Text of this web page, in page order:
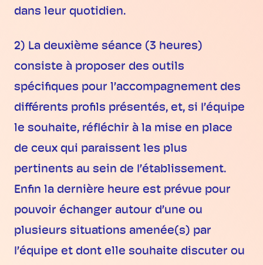
dans leur quotidien.
2) La deuxième séance (3 heures)
consiste à proposer des outils
spécifiques pour l’accompagnement des
différents profils présentés, et, si I’équipe
le souhaite, réfléchir à la mise en place
de ceux qui paraissent les plus
pertinents au sein de I’établissement.
Enfin la dernière heure est prévue pour
pouvoir échanger autour d’une ou
plusieurs situations amenée(s) par
I’équipe et dont elle souhaite discuter ou